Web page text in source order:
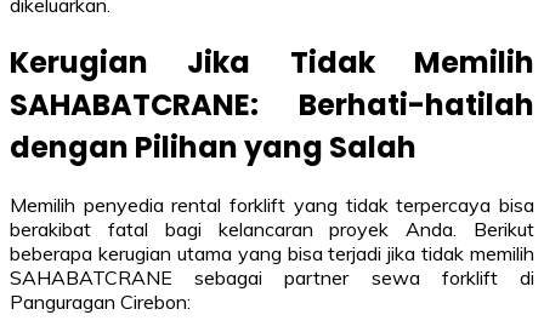
dikeluarkan.
Kerugian Jika Tidak Memilih
SAHABATCRANE: Berhati-hatilah
dengan Pilihan yang Salah
Memilih penyedia rental forklift yang tidak terpercaya bisa
berakibat fatal bagi kelancaran proyek Anda. Berikut
beberapa kerugian utama yang bisa terjadi jika tidak memilih
SAHABATCRANE sebagai partner sewa forklift di
Panguragan Cirebon: